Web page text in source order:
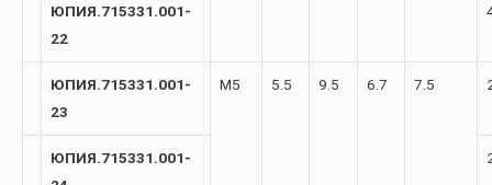
ЮПИЯ.715331.001-
22
ЮПИЯ.715331.001-
23
М5 5.5 9.5 6.7 7.5
ЮПИЯ.715331.001-